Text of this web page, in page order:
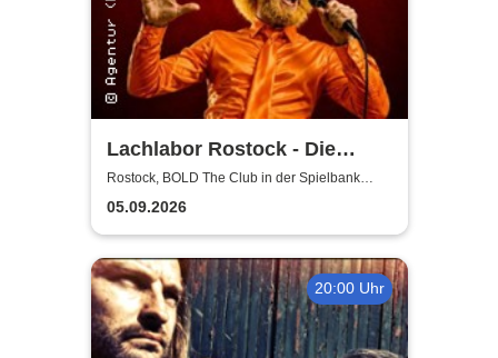
Lachlabor Rostock - Die
Comedy-Testbühne im BOLD
The Club
Rostock, BOLD The Club in der Spielbank
Rostock
05.09.2026
20:00 Uhr